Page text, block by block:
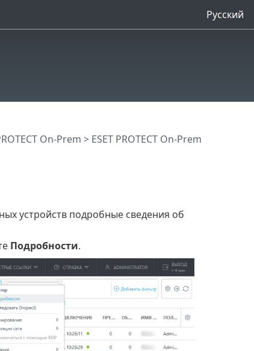
Русский
On-Prem > ESET PROTECT On-Prem
устройств подробные сведения об
Подробности.